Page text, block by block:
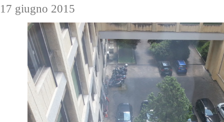
17 giugno 2015